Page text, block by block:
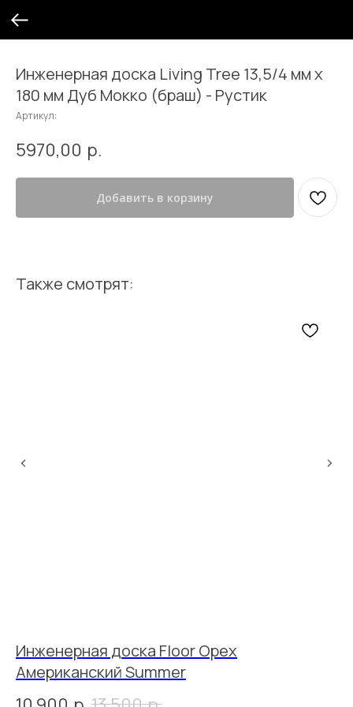
Инженерная доска Living Tree 13,5/4 мм х
180 мм Дуб Мокко (браш) - Рустик
Артикул:
5970,00 р.
Добавить в корзину
Также смотрят:
Инженерная доска Floor Орех
Американский Summer